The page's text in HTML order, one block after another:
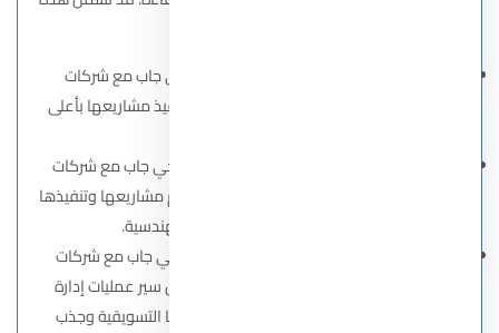
قد تعاونت إيجي جاب مع شركات
متخصصة في مجال التشييد والبناء لضمان تنفيذ مشاريعها بأعلى
قد تعاونت إيجي جاب مع شركات
متخصصة في مجال التصميم الهندسي لتصميم مشاريعها وتنفيذها
وفقًا لأحدث التقنيات والمعايير الهندسية.
قد تعاونت إيجي جاب مع شركات
متخصصة في مجال الإدارة والتشغيل لضمان سير عمليات إدارة
المشاريع بشكل فعال، والحفاظ على قيمتها التسويقية وجذب